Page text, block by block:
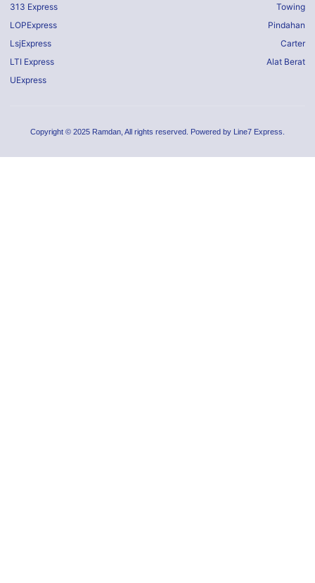
313 Express
LOPExpress
LsjExpress
LTI Express
UExpress
Towing
Pindahan
Carter
Alat Berat
Copyright © 2025 Ramdan, All rights reserved. Powered by Line7 Express.